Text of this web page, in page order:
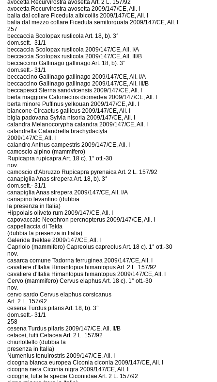
avocetta Recurvirostra avosetta Art. 2 L. 157/92
avocetta Recurvirostra avosetta 2009/147/CE, All. I
balia dal collare Ficedula albicollis 2009/147/CE, All. I
balia dal mezzo collare Ficedula semitorquata 2009/147/CE, All. I
257
beccaccia Scolopax rusticola Art. 18, b). 3°
dom.sett.- 31/1
beccaccia Scolopax rusticola 2009/147/CE, All. I/A
beccaccia Scolopax rusticola 2009/147/CE, All. III/B
beccaccino Gallinago gallinago Art. 18, b). 3°
dom.sett.- 31/1
beccaccino Gallinago gallinago 2009/147/CE, All. I/A
beccaccino Gallinago gallinago 2009/147/CE, All. III/B
beccapesci Sterna sandvicensis 2009/147/CE, All. I
berta maggiore Calonectris diomedea 2009/147/CE, All. I
berta minore Puffinus yelkouan 2009/147/CE, All. I
biancone Circaetus gallicus 2009/147/CE, All. I
bigia padovana Sylvia nisoria 2009/147/CE, All. I
calandra Melanocorypha calandra 2009/147/CE, All. I
calandrella Calandrella brachydactyla
2009/147/CE, All. I
calandro Anthus campestris 2009/147/CE, All. I
camoscio alpino (mammifero)
Rupicapra rupicapra Art. 18 c). 1° ott.-30
nov.
camoscio d'Abruzzo Rupicapra pyrenaica Art. 2 L. 157/92
canapiglia Anas strepera Art. 18, b). 3°
dom.sett.- 31/1
canapiglia Anas strepera 2009/147/CE, All. I/A
canapino levantino (dubbia
la presenza in Italia)
Hippolais oliveto rum 2009/147/CE, All. I
capovaccaio Neophron percnopterus 2009/147/CE, All. I
cappellaccia di Tekla
(dubbia la presenza in Italia)
Galerida theklae 2009/147/CE, All. I
Capriolo (mammifero) Capreolus capreolus Art. 18 c). 1° ott.-30
nov.
casarca comune Tadorna ferruginea 2009/147/CE, All. I
cavaliere d'Italia Himantopus himantopus Art. 2 L. 157/92
cavaliere d'Italia Himantopus himantopus 2009/147/CE, All. I
Cervo (mammifero) Cervus elaphus Art. 18 c). 1° ott.-30
nov.
cervo sardo Cervus elaphus corsicanus
Art. 2 L. 157/92
cesena Turdus pilaris Art. 18, b). 3°
dom.sett.- 31/1
258
cesena Turdus pilaris 2009/147/CE, All. II/B
cetacei, tutti Cetacea Art. 2 L. 157/92
chiurlottello (dubbia la
presenza in Italia)
Numenius tenuirostris 2009/147/CE, All. I
cicogna bianca europea Ciconia ciconia 2009/147/CE, All. I
cicogna nera Ciconia nigra 2009/147/CE, All. I
cicogne, tutte le specie Ciconiidae Art. 2 L. 157/92